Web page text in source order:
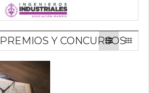
PREMIOS Y CONCURSOS